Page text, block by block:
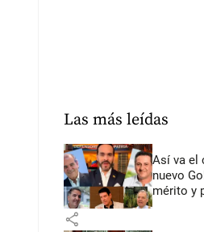
Las más leídas
Así va el
nuevo
mérito y
share